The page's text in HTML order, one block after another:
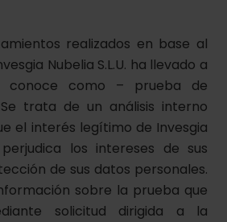
realizados en base al
Nubelia S.L.U. ha llevado a
como – prueba de
trata de un análisis interno
el interés legítimo de Invesgia
perjudica los intereses de sus
de sus datos personales.
sobre la prueba que
solicitud dirigida a la